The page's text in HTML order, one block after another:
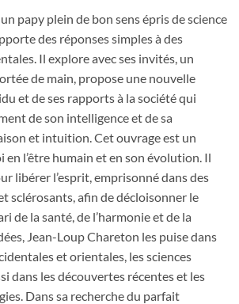
papy plein de bon sens épris de science
des réponses simples à des
Il explore avec ses invités, un
de main, propose une nouvelle
et de ses rapports à la société qui
de son intelligence et de sa
et intuition. Cet ouvrage est un
l’être humain et en son évolution. Il
libérer l’esprit, emprisonné dans des
sclérosants, afin de décloisonner le
de la santé, de l’harmonie et de la
Jean-Loup Chareton les puise dans
et orientales, les sciences
dans les découvertes récentes et les
Dans sa recherche du parfait